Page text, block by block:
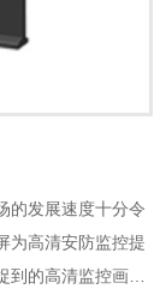
的发展速度十分令
为高清安防监控提
的高清监控画面